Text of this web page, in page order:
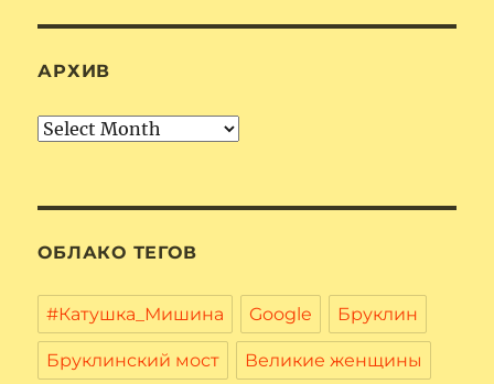
АРХИВ
Архив
ОБЛАКО ТЕГОВ
#Катушка_Мишина Google Бруклин
Бруклинский мост Великие женщины